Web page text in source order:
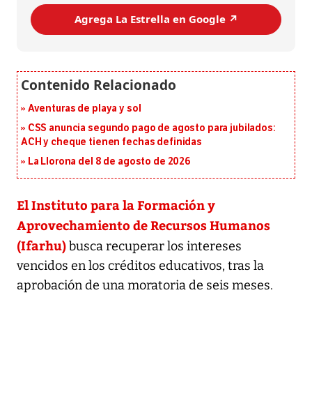
Agrega La Estrella en Google ↗️
Aventuras de playa y sol
CSS anuncia segundo pago de agosto para jubilados:
ACH y cheque tienen fechas definidas
La Llorona del 8 de agosto de 2026
El Instituto para la Formación y
Aprovechamiento de Recursos Humanos
(Ifarhu)busca recuperar los intereses
vencidos en los créditos educativos, tras la
aprobación de una moratoria de seis meses.